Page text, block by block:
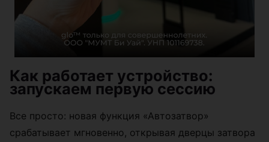
Как работает устройство:
запускаем первую сессию
Все просто: новая функция «Автозатвор»
срабатывает мгновенно, открывая дверцы затвора